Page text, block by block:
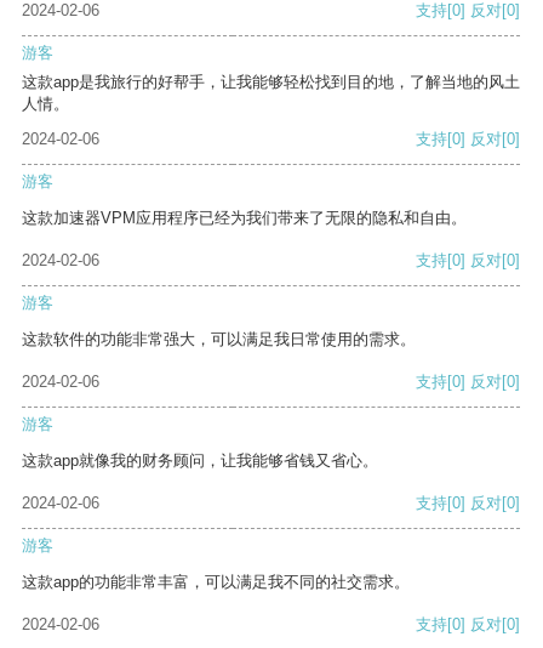
2024-02-06 支持[0] 反对[0]
游客
这款app是我旅行的好帮手，让我能够轻松找到目的地，了解当地的风土
人情。
2024-02-06
支持[0] 反对[0]
游客
这款加速器VPM应用程序已经为我们带来了无限的隐私和自由。
2024-02-06 支持[0] 反对[0]
游客
这款软件的功能非常强大，可以满足我日常使用的需求。
2024-02-06 支持[0] 反对[0]
游客
这款app就像我的财务顾问，让我能够省钱又省心。
2024-02-06 支持[0] 反对[0]
游客
这款app的功能非常丰富，可以满足我不同的社交需求。
2024-02-06 支持[0] 反对[0]